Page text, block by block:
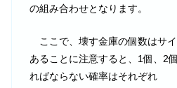
の組み合わせとなります。
ここで、壊す金庫の個数はサ
あることに注意すると、1個、2
ればならない確率はそれぞれ